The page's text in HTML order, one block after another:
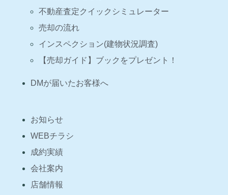
不動産査定クイックシミュレーター
売却の流れ
インスペクション(建物状況調査)
【売却ガイド】ブックをプレゼント！
DMが届いたお客様へ
お知らせ
WEBチラシ
成約実績
会社案内
店舗情報